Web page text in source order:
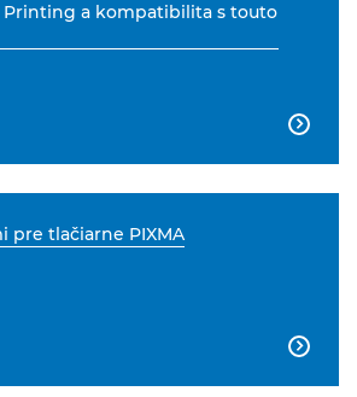
Printing a kompatibilita s touto

pre tlačiarne PIXMA
